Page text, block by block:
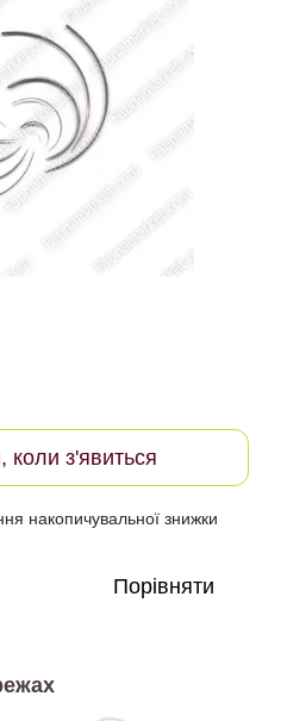
коли з'явиться
накопичувальної знижки
Порівняти